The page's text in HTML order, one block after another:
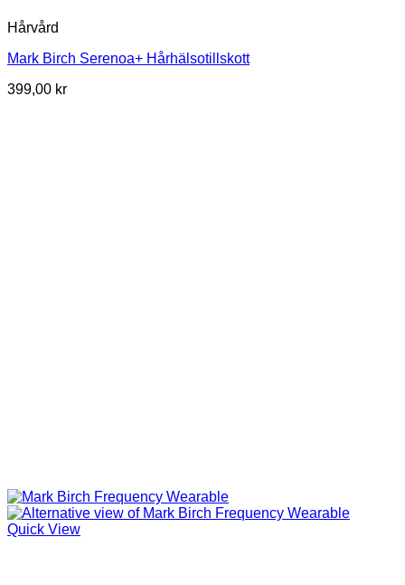
Hårvård
Mark Birch Serenoa+ Hårhälsotillskott
399,00 kr
Quick View